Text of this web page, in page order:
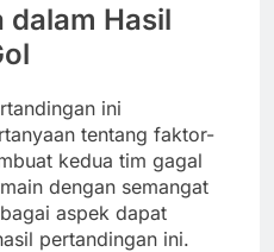
dalam Hasil
ini
tentang faktor-
kedua tim gagal
dengan semangat
aspek dapat
pertandingan ini.